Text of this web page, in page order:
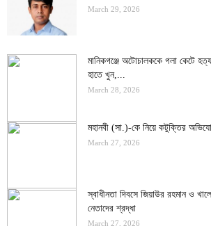
March 29, 2026
মানিকগঞ্জে অটোচালককে গলা কেটে
হাতে খুন,...
March 28, 2026
মহানবী (সা.)-কে নিয়ে কটুক্তির
March 27, 2026
স্বাধীনতা দিবসে জিয়াউর রহমান ও
নেতাদের শ্রদ্ধা
March 27, 2026